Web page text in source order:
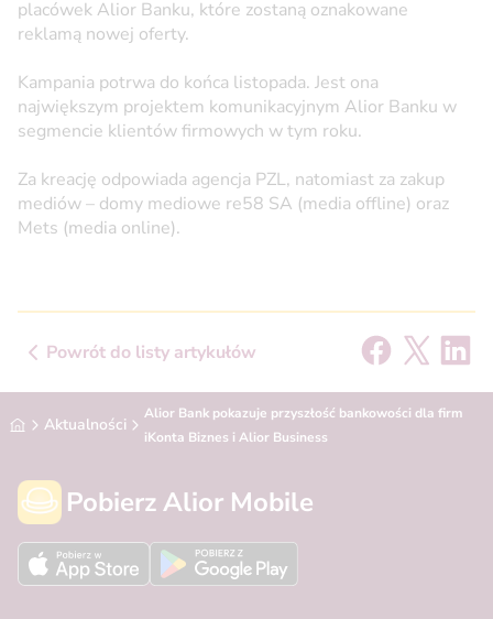
placówek Alior Banku, które zostaną oznakowane
reklamą nowej oferty.
Kampania potrwa do końca listopada. Jest ona
największym projektem komunikacyjnym Alior Banku w
segmencie klientów firmowych w tym roku.
Za kreację odpowiada agencja PZL, natomiast za zakup
mediów – domy mediowe re58 SA (media offline) oraz
Mets (media online).
Powrót do listy artykułów
Alior Bank
Aktualności
Alior Bank pokazuje przyszłość bankowości dla firm w
iKonta Biznes i Alior Business
Pobierz Alior Mobile